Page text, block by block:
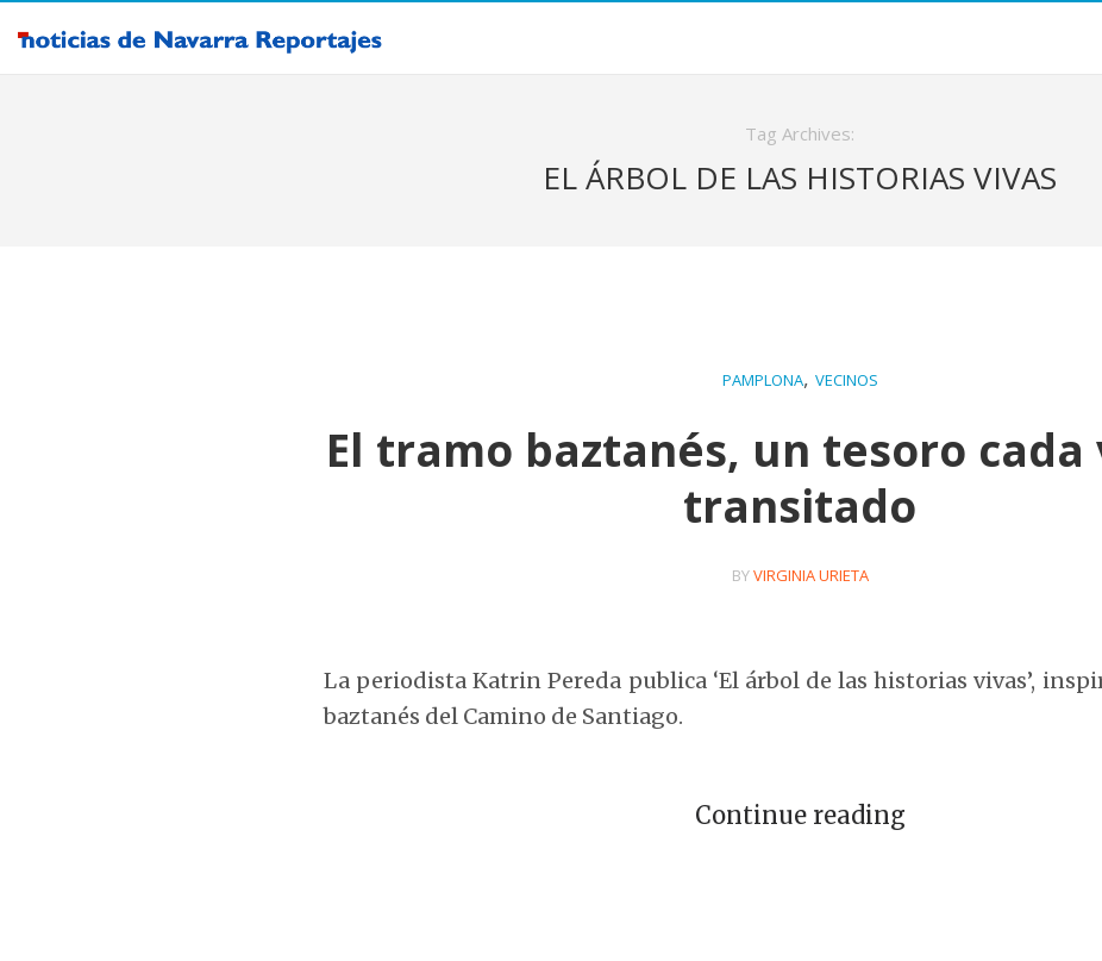
Tag Archives:
EL ÁRBOL DE LAS HISTORIAS VIVAS
PAMPLONA, VECINOS
El tramo baztanés, un tesoro cada
transitado
BYVIRGINIA URIETA
La periodista Katrin Pereda publica ‘El árbol de las historias vivas’,
baztanés del Camino de Santiago.
Continue reading